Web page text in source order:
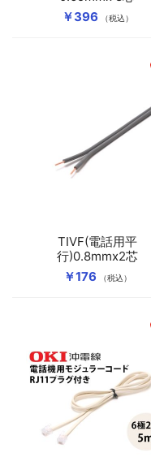
￥396 （税込）
￥176 （税込）
TIVF(電話用平
行)0.8mmx2芯